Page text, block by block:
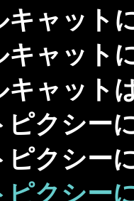
キャット
キャット
キャット
ピクシー
ピクシー
ピクシー